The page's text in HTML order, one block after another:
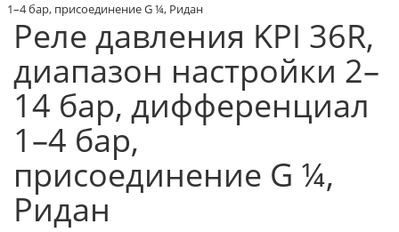
1–4 бар, присоединение G ¼, Ридан
Реле давления KPI 36R,
диапазон настройки 2–
14 бар, дифференциал
1–4 бар,
присоединение G ¼,
Ридан